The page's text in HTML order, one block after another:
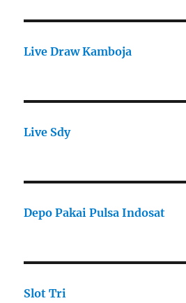
Live Draw Kamboja
Live Sdy
Depo Pakai Pulsa Indosat
Slot Tri